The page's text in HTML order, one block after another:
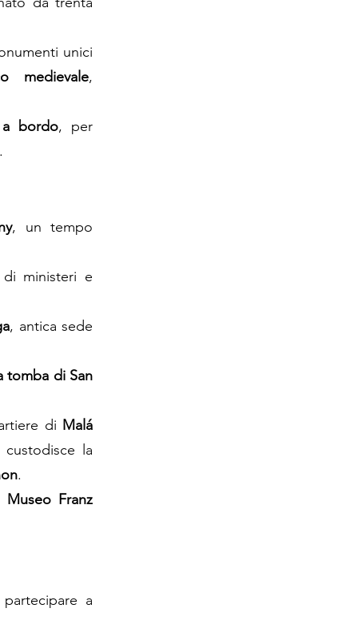
unici
medievale,
bordo, per
, un tempo
ministeri e
, antica sede
tomba di San
di Malá
la
.
Museo Franz
a